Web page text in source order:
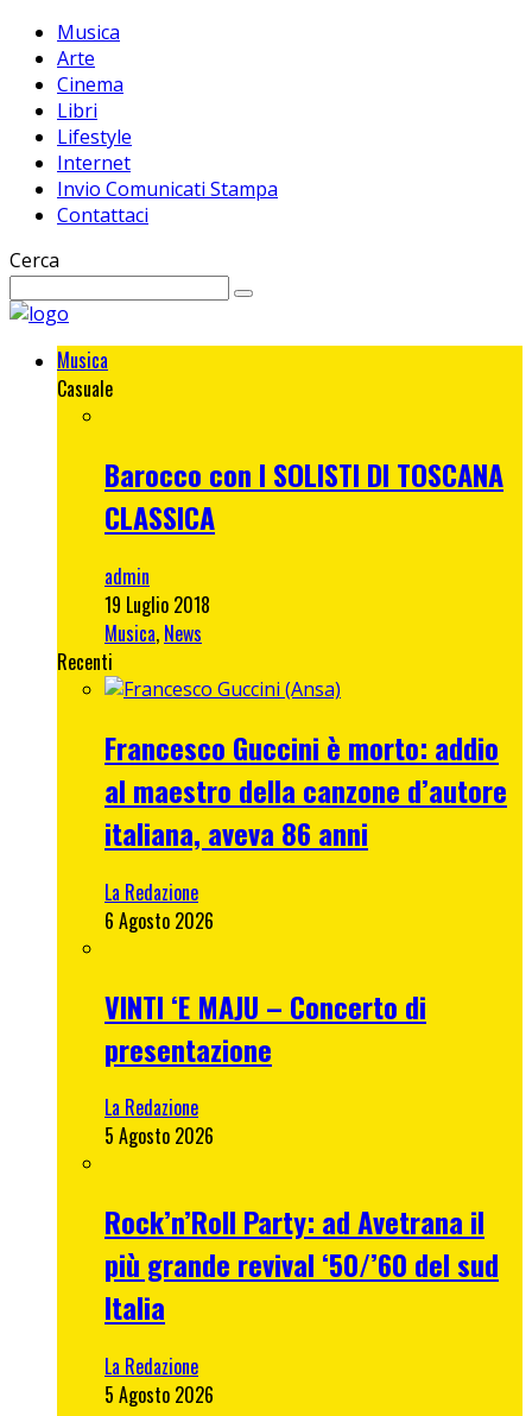
Musica
Arte
Cinema
Libri
Lifestyle
Internet
Invio Comunicati Stampa
Contattaci
Cerca
Musica
Casuale
Barocco con I SOLISTI DI TOSCANA
CLASSICA
admin
19 Luglio 2018
Musica, News
Recenti
Francesco Guccini è morto: addio
al maestro della canzone d’autore
italiana, aveva 86 anni
La Redazione
6 Agosto 2026
VINTI ‘E MAJU – Concerto di
presentazione
La Redazione
5 Agosto 2026
Rock’n’Roll Party: ad Avetrana il
più grande revival ‘50/’60 del sud
Italia
La Redazione
5 Agosto 2026